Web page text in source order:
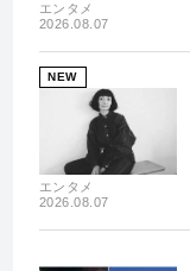
エンタメ
2026.08.07
NEW
エンタメ
2026.08.07